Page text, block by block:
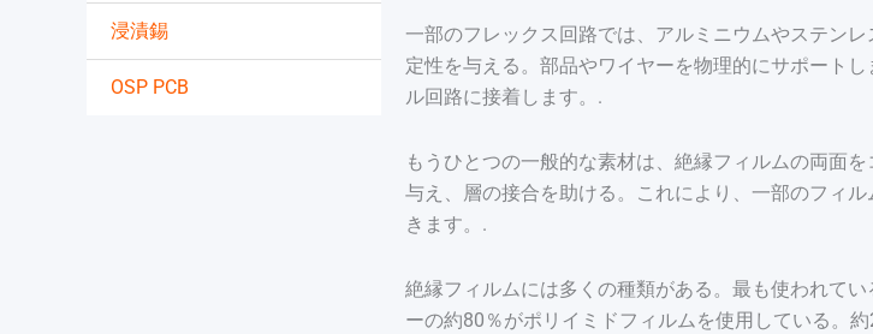
浸漬錫
OSP PCB
一部のフレックス回路では、アルミニウムやステン
定性を与える。部品やワイヤーを物理的にサポート
ル回路に接着します。.
もうひとつの一般的な素材は、絶縁フィルムの両面
与え、層の接合を助ける。これにより、一部のフィ
きます。.
絶縁フィルムには多くの種類がある。最も使われて
ーの約80％がポリイミドフィルムを使用している。